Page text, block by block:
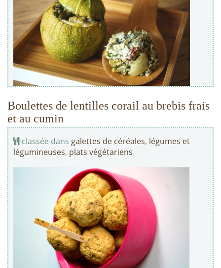
Boulettes de lentilles corail au brebis frais
et au cumin
classée dans galettes de céréales, légumes et
légumineuses, plats végétariens